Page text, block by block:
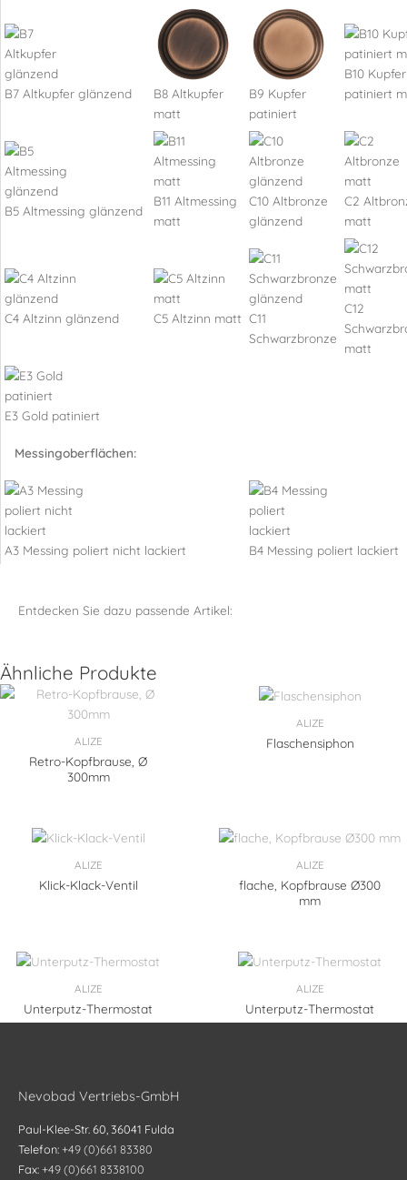
B7 Altkupfer glänzend
B8 Altkupfer
matt
B9 Kupfer
patiniert
B10 Kupfer
patiniert
B5 Altmessing glänzend
B11 Altmessing
matt
C10 Altbronze
glänzend
C2
matt
C4 Altzinn glänzend C5 Altzinn matt C11
Schwarzbronze
C12
matt
E3 Gold patiniert
Messingoberflächen:
A3 Messing poliert nicht lackiert B4 Messing poliert lackiert
Entdecken Sie dazu passende Artikel:
Ähnliche Produkte
ALIZE
Retro-Kopfbrause, Ø
300mm
ALIZE
Flaschensiphon
ALIZE
Klick-Klack-Ventil
ALIZE
flache, Kopfbrause Ø300
mm
ALIZE
Unterputz-Thermostat
ALIZE
Unterputz-Thermostat
Nevobad Vertriebs-GmbH
Paul-Klee-Str. 60, 36041 Fulda
Telefon:+49 (0)661 83380
Fax:+49 (0)661 8338100